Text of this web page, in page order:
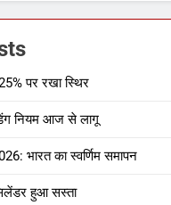
पर रखा स्थिर
नियम आज से लागू
भारत का स्वर्णिम समापन
हुआ सस्ता